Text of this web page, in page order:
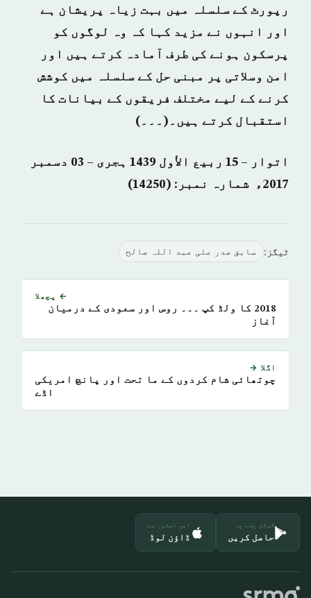
رپورٹ کے سلسلہ میں بہت زیاہ پریشان ہے
اور انہوں نے مزید کہا کہ وہ لوگوں کو
پرسکون ہونے کی طرف آمادہ کرتے ہیں اور
امن وسلاتی پر مبنی حل کے سلسلہ میں کوشش
کرنے کے لیے مختلف فریقوں کے بیانات کا
استقبال کرتے ہیں۔(۔۔۔)
اتوار – 15 ربيع الأول 1439 ہجری – 03 دسمبر
2017ء شمارہ نمبر: (14250)
ٹیگز: سابق صدر علی عبد اللہ صالح
← پچھلا
2018 کا ولڈ کپ ۔۔۔ روس اور سعودی کے درمیان
آغاز
اگلا →
چوتھائی شام کردوں کے ما تحت اور پانچ امریکی
اڈے
گوگل پلے پر
حاصل کریں
ایپ اسٹور سے
ڈاؤن لوڈ